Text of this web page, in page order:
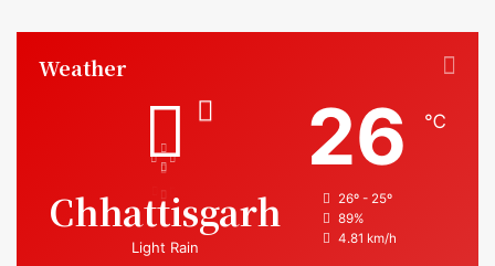
Weather
Chhattisgarh
Light Rain
26 ℃
26º - 25º
89%
4.81 km/h